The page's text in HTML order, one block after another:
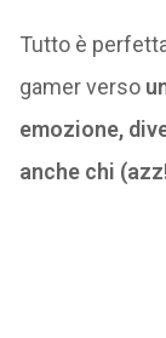
Tutto è
gamer verso
emozione,
anche chi